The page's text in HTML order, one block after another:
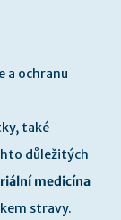
a ochranu
také
důležitých
medicína
stravy.